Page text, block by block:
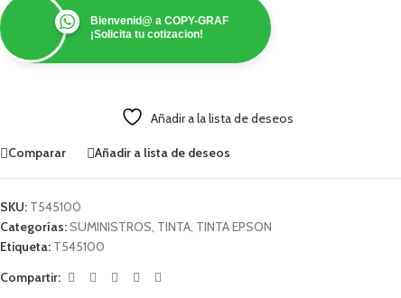
Bienvenid@ a COPY-GRAF
¡Solicita tu cotizacion!
Añadir a la lista de deseos
Comparar Añadir a lista de deseos
SKU: T545100
Categorías:SUMINISTROS TINTA, TINTA EPSON
Etiqueta: T545100
Compartir: